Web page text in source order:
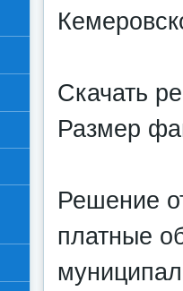
Скачать
Размер
Решение
платные